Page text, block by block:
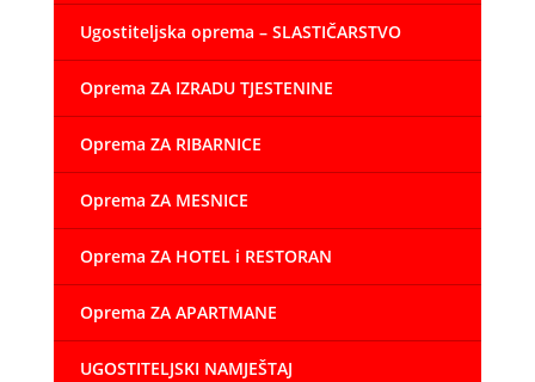
Ugostiteljska oprema – SLASTIČARSTVO
Oprema ZA IZRADU TJESTENINE
Oprema ZA RIBARNICE
Oprema ZA MESNICE
Oprema ZA HOTEL i RESTORAN
Oprema ZA APARTMANE
UGOSTITELJSKI NAMJEŠTAJ